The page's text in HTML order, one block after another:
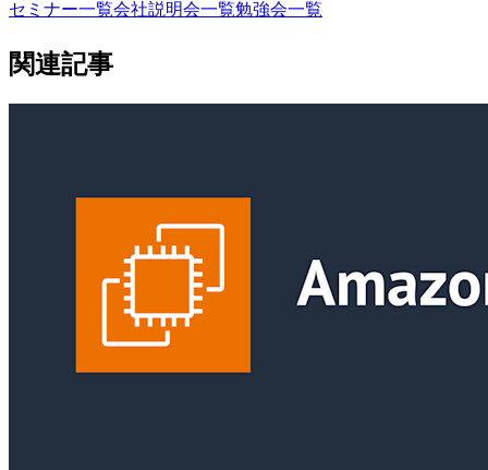
セミナー一覧会社説明会一覧勉強会一覧
関連記事